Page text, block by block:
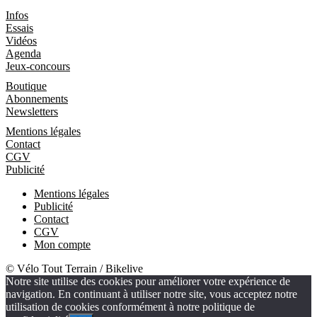
Infos
Essais
Vidéos
Agenda
Jeux-concours
Boutique
Abonnements
Newsletters
Mentions légales
Contact
CGV
Publicité
Mentions légales
Publicité
Contact
CGV
Mon compte
© Vélo Tout Terrain / Bikelive
Notre site utilise des cookies pour améliorer votre expérience de
navigation. En continuant à utiliser notre site, vous acceptez notre
utilisation de cookies conformément à notre politique de